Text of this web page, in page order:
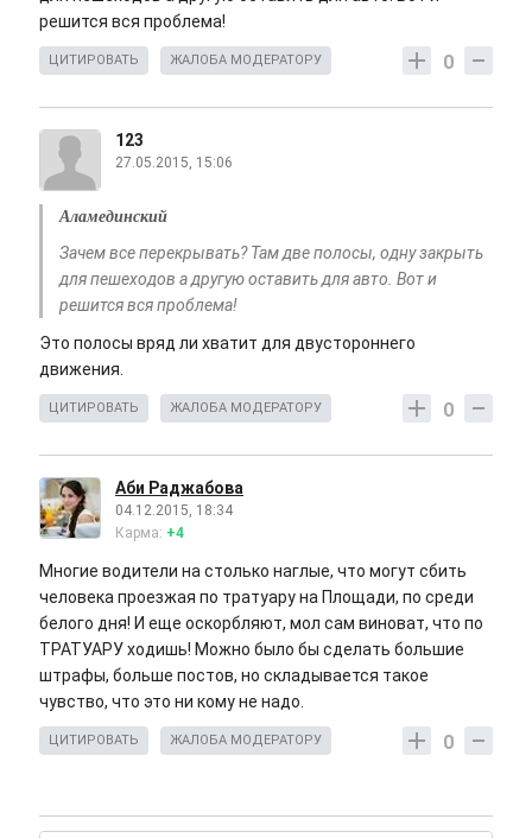
решится вся проблема!
0
ЦИТИРОВАТЬ ЖАЛОБА МОДЕРАТОРУ
123
27.05.2015, 15:06
Аламединский
Зачем все перекрывать? Там две полосы, одну закрыть
для пешеходов а другую оставить для авто. Вот и
решится вся проблема!
Это полосы вряд ли хватит для двустороннего
движения.
0
ЦИТИРОВАТЬ ЖАЛОБА МОДЕРАТОРУ
Аби Раджабова
04.12.2015, 18:34
Карма: +4
Многие водители на столько наглые, что могут сбить
человека проезжая по тратуару на Площади, по среди
белого дня! И еще оскорбляют, мол сам виноват, что по
ТРАТУАРУ ходишь! Можно было бы сделать большие
штрафы, больше постов, но складывается такое
чувство, что это ни кому не надо.
0
ЦИТИРОВАТЬ ЖАЛОБА МОДЕРАТОРУ